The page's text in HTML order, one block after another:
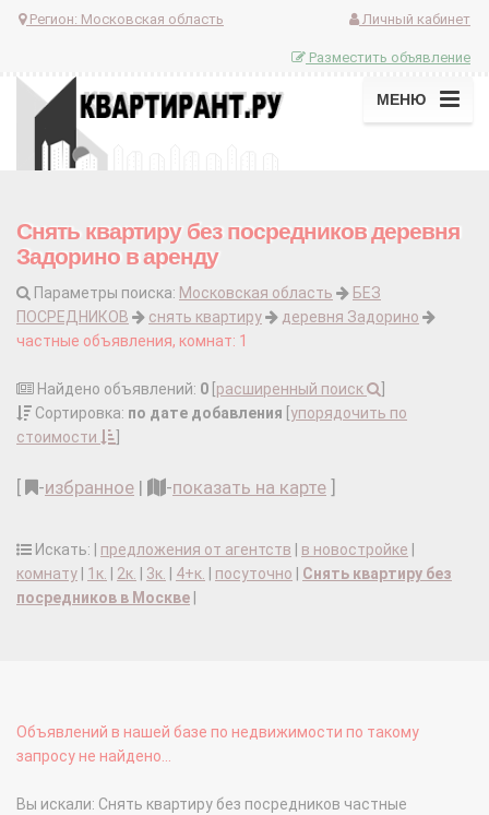
Регион: Московская область Личный кабинет
Разместить объявление
МЕНЮ
Снять квартиру без посредников деревня
Задорино в аренду
Параметры поиска: Московская область
БЕЗ
ПОСРЕДНИКОВ
снять квартиру
деревня Задорино
частные объявления, комнат: 1
Найдено объявлений: 0 расширенный поиск
Сортировка: по дате добавления упорядочить по
стоимости
-избранное | -показать на карте
Искать: | предложения от агентств в новостройке
комнату
1к. 2к. 3к. 4+к. посуточно
Снять квартиру без
посредников в Москве
Объявлений в нашей базе по недвижимости по такому
запросу не найдено...
Вы искали: Снять квартиру без посредников частные